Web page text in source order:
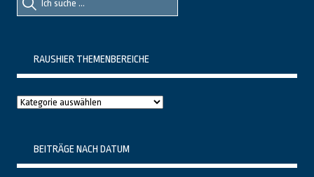
nach::
nach:
RAUSHIER THEMENBEREICHE
Raushier
BEITRÄGE NACH DATUM